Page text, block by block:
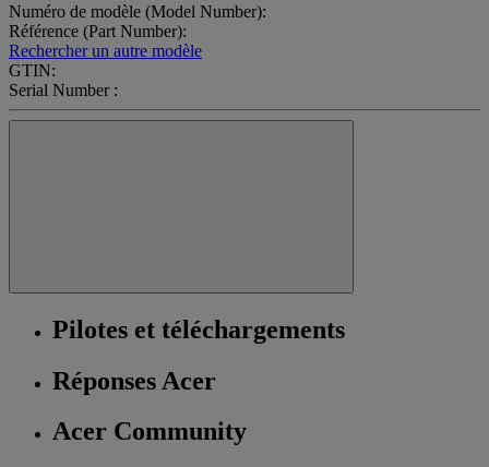
Numéro de modèle (Model Number):
Référence (Part Number):
Rechercher un autre modèle
GTIN:
Serial Number :
Pilotes et téléchargements
Réponses Acer
Acer Community